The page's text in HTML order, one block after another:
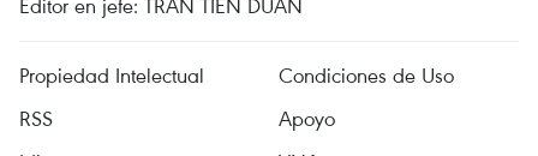
Propiedad Intelectual
Condiciones de Uso
RSS
Apoyo